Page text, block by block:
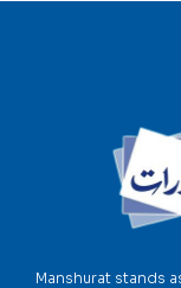
Manshurat stands